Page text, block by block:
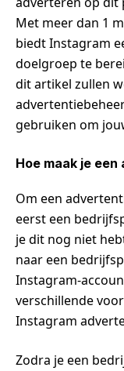
Met meer dan 1
biedt Instagram
doelgroep te
dit artikel zullen
gebruiken om
Hoe maak je
Om een
eerst een
je dit nog niet
naar een
Instagram-
verschillende
Instagram
Zodra je een